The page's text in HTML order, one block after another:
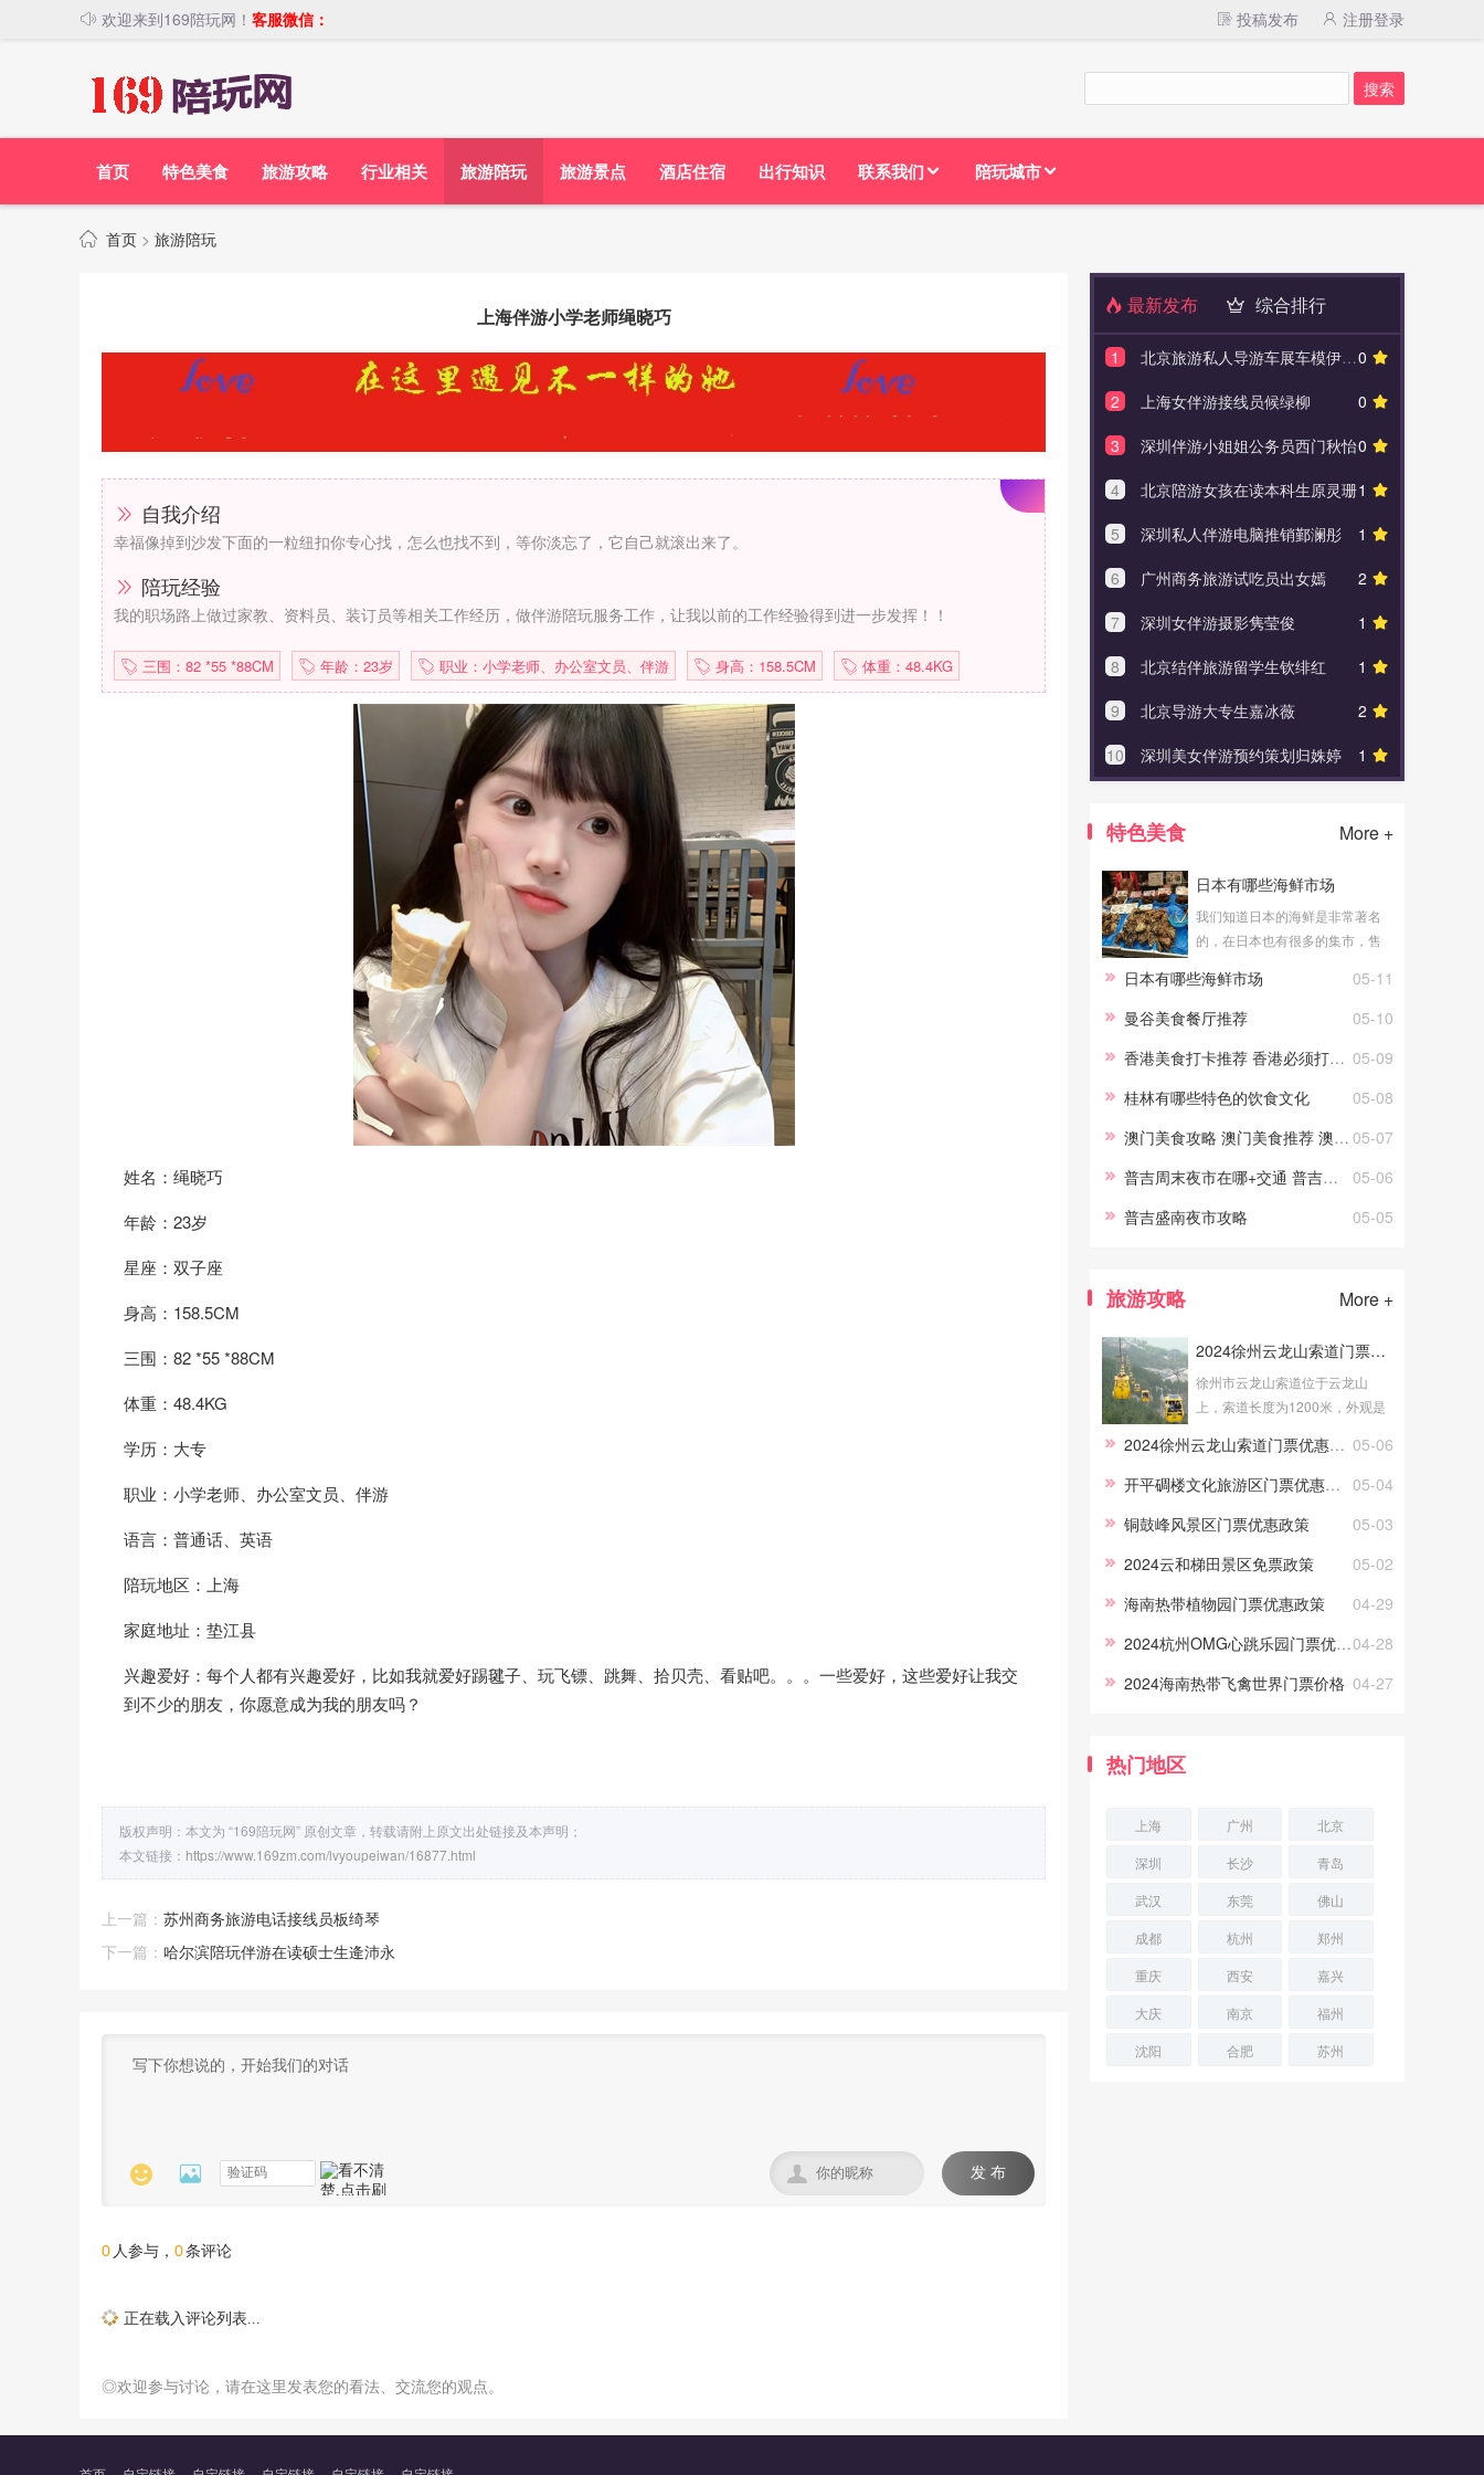
欢迎来到169陪玩网！ 客服微信： 投稿发布 注册登录
首页 特色美食 旅游攻略 行业相关 旅游陪玩 旅游景点 酒店住宿 出行知识 联系我们 陪玩城市
首页 > 旅游陪玩
上海伴游小学老师绳晓巧
自我介绍
幸福像掉到沙发下面的一粒纽扣你专心找，怎么也找不到，等你淡忘了，它自己就滚出来了。
陪玩经验
我的职场路上做过家教、资料员、装订员等相关工作经历，做伴游陪玩服务工作，让我以前的工作经验得到进一步发挥！！
三围：82 *55 *88CM 年龄：23岁 职业：小学老师、办公室文员、伴游 身高：158.5CM 体重：48.4KG
姓名：绳晓巧
年龄：23岁
星座：双子座
身高：158.5CM
三围：82 *55 *88CM
体重：48.4KG
学历：大专
职业：小学老师、办公室文员、伴游
语言：普通话、英语
陪玩地区：上海
家庭地址：垫江县
兴趣爱好：每个人都有兴趣爱好，比如我就爱好踢毽子、玩飞镖、跳舞、拾贝壳、看贴吧。。。一些爱好，这些爱好让我交
到不少的朋友，你愿意成为我的朋友吗？
版权声明：本文为 “169陪玩网” 原创文章，转载请附上原文出处链接及本声明；
本文链接： https://www.169zm.com/lvyoupeiwan/16877.html
上一篇： 苏州商务旅游电话接线员板绮琴
下一篇： 哈尔滨陪玩伴游在读硕士生逄沛永
  发 布

0 人参与， 0条评论
正在载入评论列表...
◎欢迎参与讨论，请在这里发表您的看法、交流您的观点。
最新发布 综合排行
0
1
北京旅游私人导游车展车模伊愫怡
0
2
上海女伴游接线员候绿柳
0
3
深圳伴游小姐姐公务员西门秋怡
1
4
北京陪游女孩在读本科生原灵珊
1
5
深圳私人伴游电脑推销鄞澜彤
2
6
广州商务旅游试吃员出女嫣
1
7
深圳女伴游摄影隽莹俊
1
8
北京结伴旅游留学生钦绯红
2
9
北京导游大专生嘉冰薇
1
10 深圳美女伴游预约策划归姝婷
特色美食 More +
日本有哪些海鲜市场
我们知道日本的海鲜是非常著名
的，在日本也有很多的集市，售
欢，当然也是有着售卖海鲜的，
今天小编就给大家整理几个日本
黑门市
05-11
日本有哪些海鲜市场
05-10
曼谷美食餐厅推荐
05-09
香港美食打卡推荐 香港必须打卡的美食店
05-08
桂林有哪些特色的饮食文化
05-07
澳门美食攻略 澳门美食推荐 澳门当地经典美食
05-06
普吉周末夜市在哪+交通 普吉周末夜市营业时间+攻略
05-05
普吉盛南夜市攻略
旅游攻略 More +
2024徐州云龙山索道门票优惠政策
徐州市云龙山索道位于云龙山
上，索道长度为1200米，外观是
道可以更好地欣赏美景。接下来
为大家介绍徐州云龙山索道门票
05-06
2024徐州云龙山索道门票优惠政策
05-04
开平碉楼文化旅游区门票优惠政策
05-03
铜鼓峰风景区门票优惠政策
05-02
2024云和梯田景区免票政策
04-29
海南热带植物园门票优惠政策
04-28
2024杭州OMG心跳乐园门票优惠政策
04-27
2024海南热带飞禽世界门票价格
热门地区
上海 广州
北京
深圳
长沙
青岛
武汉
东莞
佛山
成都
杭州
郑州
重庆
西安
嘉兴
大庆
南京
福州
沈阳
合肥 苏州